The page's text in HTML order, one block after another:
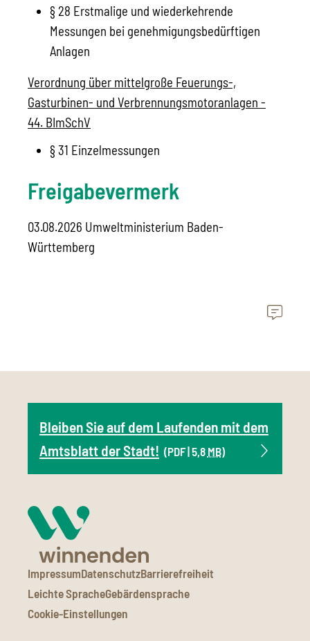
§ 28 Erstmalige und wiederkehrende
Messungen bei genehmigungsbedürftigen
Anlagen
Verordnung über mittelgroße Feuerungs-,
Gasturbinen- und Verbrennungsmotoranlagen -
44. BImSchV
§ 31 Einzelmessungen
Freigabevermerk
03.08.2026 Umweltministerium Baden-
Württemberg
Bleiben Sie auf dem Laufenden mit dem
Amtsblatt der Stadt! (PDF | 5,8 MB)
ImpressumDatenschutzBarrierefreiheit
Leichte SpracheGebärdensprache
Cookie-Einstellungen